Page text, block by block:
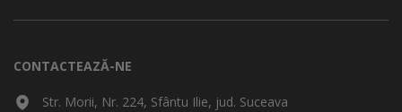
CONTACTEAZĂ-NE
Str. Morii, Nr. 224, Sfântu Ilie, jud. Suceava